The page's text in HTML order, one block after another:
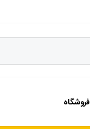
فروشگاه